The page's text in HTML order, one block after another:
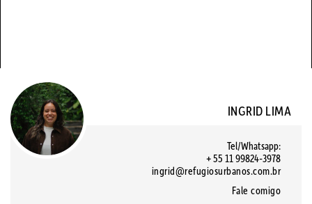
INGRID LIMA
Tel/Whatsapp:
+ 55 11 99824-3978
ingrid@refugiosurbanos.com.br
Fale comigo